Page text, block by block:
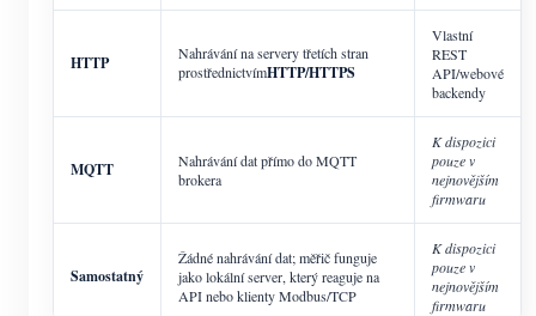
HTTP
Nahrávání na servery třetích stran
prostřednictvímHTTP/HTTPS
Vlastní
REST
API/webové
backendy
MQTT
Nahrávání dat přímo do MQTT
brokera
K dispozici
pouze v
nejnovějším
firmwaru
Samostatný
Žádné nahrávání dat; měřič funguje
jako lokální server, který reaguje na
API nebo klienty Modbus/TCP
K dispozici
pouze v
nejnovějším
firmwaru